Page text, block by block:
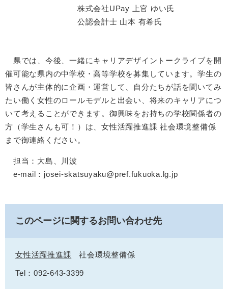
株式会社UPay 上官 ゆい氏
公認会計士 山本 有希氏
県では、今後、一緒にキャリアデザイントークライブを開
催可能な県内の中学校・高等学校を募集しています。学生の
皆さんが主体的に企画・運営して、自分たちが話を聞いてみ
たい働く女性のロールモデルと出会い、将来のキャリアにつ
いて考えることができます。御興味をお持ちの学校関係者の
方（学生さんも可！）は、女性活躍推進課 社会環境整備係
まで御連絡ください。
担当：大島、川波
e-mail：josei-skatsuyaku@pref.fukuoka.lg.jp
このページに関するお問い合わせ先
女性活躍推進課 社会環境整備係
Tel：092-643-3399